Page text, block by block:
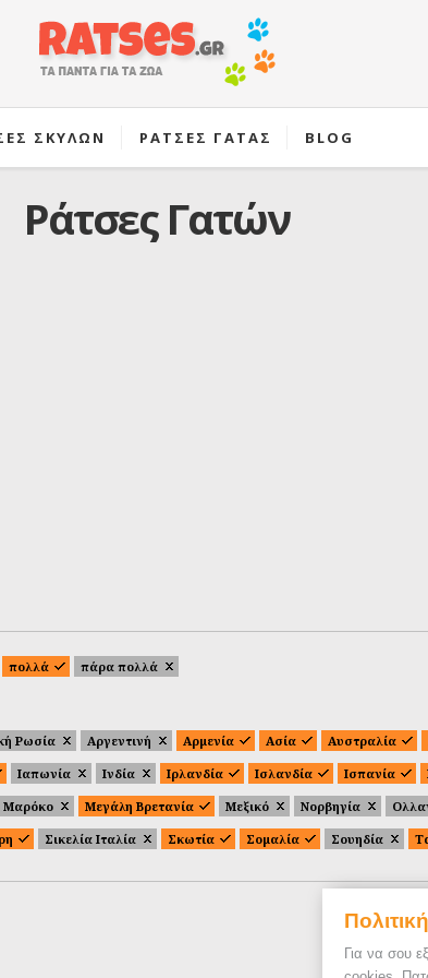
Για να σου
ΣΚΥΛΩΝ ΡΑΤΣΕΣ ΓΑΤΑΣ BLOG
Ράτσες Γατών
πολλά πάρα πολλά
Ρωσία Αργεντινή Αρμενία Ασία Αυστραλία
Ιαπωνία Ινδία Ιρλανδία Ισλανδία Ισπανία
Μαρόκο Μεγάλη Βρετανία Μεξικό Νορβηγία
Σικελία Ιταλία Σκωτία Σομαλία Σουηδία